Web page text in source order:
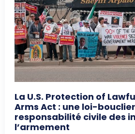
La U.S. Protection of
Arms Act : une loi-
responsabilité civile des
l’armement